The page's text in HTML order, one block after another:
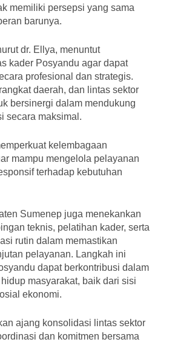
memiliki persepsi yang sama
barunya.
dr. Ellya, menuntut
kader Posyandu agar dapat
profesional dan strategis.
daerah, dan lintas sektor
bersinergi dalam mendukung
secara maksimal.
kelembagaan
mampu mengelola pelayanan
terhadap kebutuhan
Sumenep juga menekankan
teknis, pelatihan kader, serta
rutin dalam memastikan
pelayanan. Langkah ini
dapat berkontribusi dalam
masyarakat, baik dari sisi
ekonomi.
ajang konsolidasi lintas sektor
dan komitmen bersama